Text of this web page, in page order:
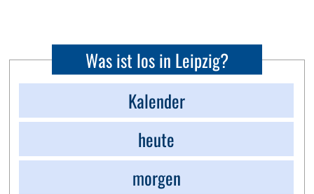
Was ist los in Leipzig?
Kalender
heute
morgen